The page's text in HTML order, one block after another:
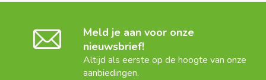
Meld je aan voor onze
nieuwsbrief!
Altijd als eerste op de hoogte van onze
aanbiedingen.